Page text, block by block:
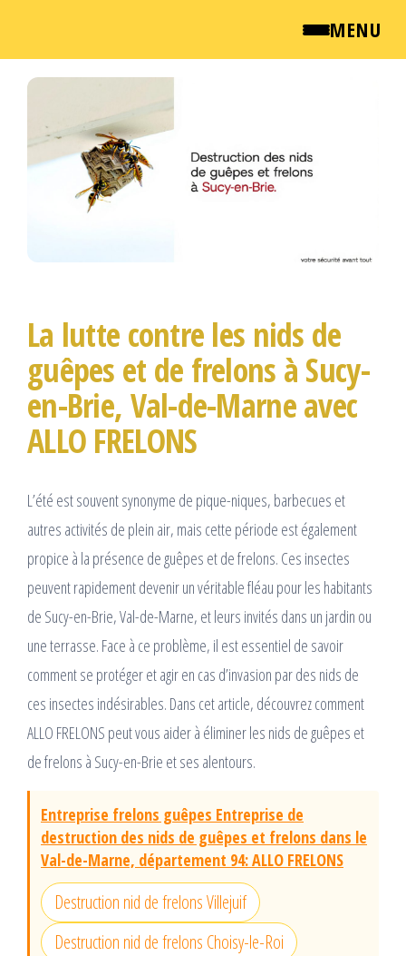
MENU
QUI SOMMES NOUS ?
NEWSROOM
Passer
contenu
La lutte contre les nids de
guêpes et de frelons à Sucy-
en-Brie, Val-de-Marne avec
ALLO FRELONS
L’été est souvent synonyme de pique-niques, barbecues et
autres activités de plein air, mais cette période est également
propice à la présence de guêpes et de frelons. Ces insectes
peuvent rapidement devenir un véritable fléau pour les habitants
de Sucy-en-Brie, Val-de-Marne, et leurs invités dans un jardin ou
une terrasse. Face à ce problème, il est essentiel de savoir
comment se protéger et agir en cas d’invasion par des nids de
ces insectes indésirables. Dans cet article, découvrez comment
ALLO FRELONS peut vous aider à éliminer les nids de guêpes et
de frelons à Sucy-en-Brie et ses alentours.
Entreprise frelons guêpes Entreprise de
destruction des nids de guêpes et frelons dans le
Val-de-Marne, département 94: ALLO FRELONS
Destruction nid de frelons Villejuif
Destruction nid de frelons Choisy-le-Roi